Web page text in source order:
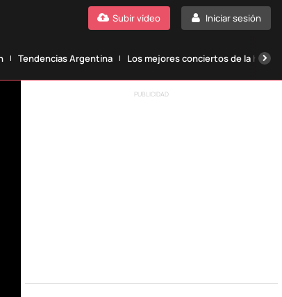
Iniciar sesión
Subir vídeo
Tendencias Argentina Los mejores conciertos de la
PUBLICIDAD